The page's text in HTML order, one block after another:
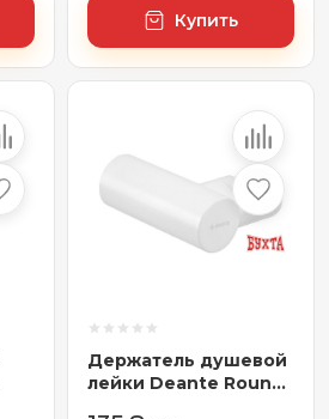
Купить
Держатель душевой
лейки Deante Round